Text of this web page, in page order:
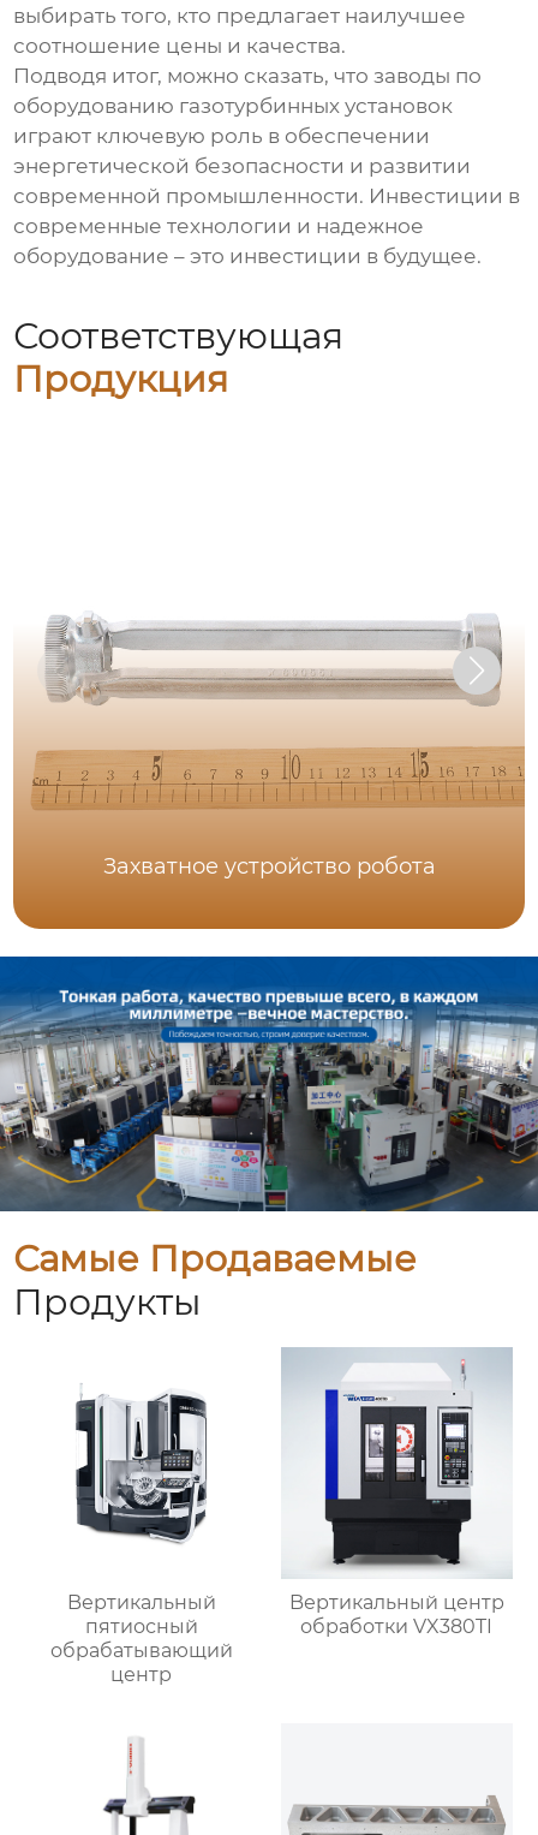
выбирать того, кто предлагает наилучшее
соотношение цены и качества.
Подводя итог, можно сказать, чтозаводы по
оборудованию газотурбинных установок
играют ключевую роль в обеспечении
энергетической безопасности и развитии
современной промышленности. Инвестиции в
современные технологии и надежное
оборудование – это инвестиции в будущее.
Соответствующая
Продукция
Захватное устройство робота
Самые Продаваемые
Продукты
Bертикальный
пятиосный
обрабатывающий
центр
Bертикальный центр
обработки VX380TI